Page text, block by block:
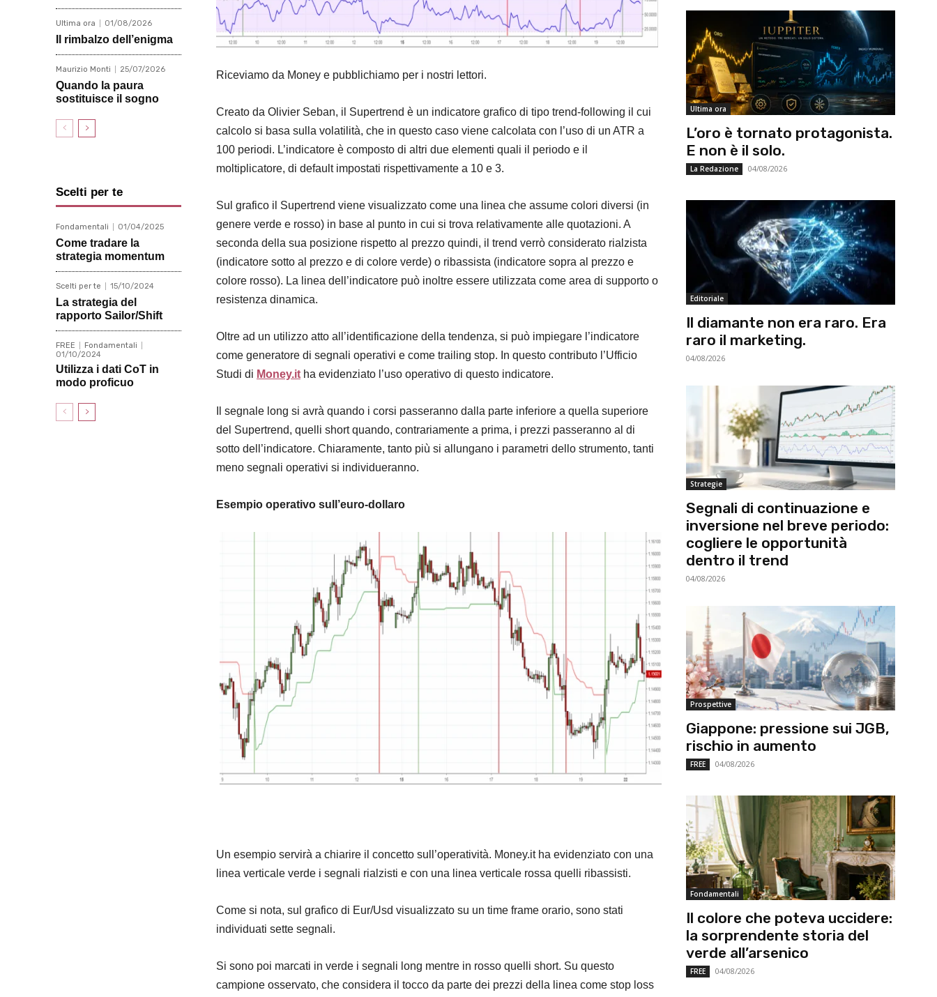
Ultima ora 01/08/2026
Il rimbalzo dell’enigma
Maurizio Monti 25/07/2026
Quando la paura
sostituisce il sogno
Scelti per te
Fondamentali 01/04/2025
Come tradare la
strategia momentum
Scelti per te 15/10/2024
La strategia del
rapporto Sailor/Shift
FREE
Fondamentali
01/10/2024
Utilizza i dati CoT in
modo proficuo
Riceviamo da Money e pubblichiamo per i nostri lettori.
Creato da Olivier Seban, il Supertrend è un indicatore grafico di tipo trend-following il cui
calcolo si basa sulla volatilità, che in questo caso viene calcolata con l’uso di un ATR a
100 periodi. L’indicatore è composto di altri due elementi quali il periodo e il
moltiplicatore, di default impostati rispettivamente a 10 e 3.
Sul grafico il Supertrend viene visualizzato come una linea che assume colori diversi (in
genere verde e rosso) in base al punto in cui si trova relativamente alle quotazioni. A
seconda della sua posizione rispetto al prezzo quindi, il trend verrò considerato rialzista
(indicatore sotto al prezzo e di colore verde) o ribassista (indicatore sopra al prezzo e
colore rosso). La linea dell’indicatore può inoltre essere utilizzata come area di supporto o
resistenza dinamica.
Oltre ad un utilizzo atto all’identificazione della tendenza, si può impiegare l’indicatore
come generatore di segnali operativi e come trailing stop. In questo contributo l’Ufficio
Studi di Money.it ha evidenziato l’uso operativo di questo indicatore.
Il segnale long si avrà quando i corsi passeranno dalla parte inferiore a quella superiore
del Supertrend, quelli short quando, contrariamente a prima, i prezzi passeranno al di
sotto dell’indicatore. Chiaramente, tanto più si allungano i parametri dello strumento, tanti
meno segnali operativi si individueranno.
Esempio operativo sull’euro-dollaro
Un esempio servirà a chiarire il concetto sull’operatività. Money.it ha evidenziato con una
linea verticale verde i segnali rialzisti e con una linea verticale rossa quelli ribassisti.
Come si nota, sul grafico di Eur/Usd visualizzato su un time frame orario, sono stati
individuati sette segnali.
Si sono poi marcati in verde i segnali long mentre in rosso quelli short. Su questo
campione osservato, che considera il tocco da parte dei prezzi della linea come stop loss
Ultima ora
L’oro è tornato protagonista.
E non è il solo.
La Redazione 04/08/2026
Editoriale
Il diamante non era raro. Era
raro il marketing.
04/08/2026
Strategie
Segnali di continuazione e
inversione nel breve periodo:
cogliere le opportunità
dentro il trend
04/08/2026
Prospettive
Giappone: pressione sui JGB,
rischio in aumento
FREE 04/08/2026
Fondamentali
Il colore che poteva uccidere:
la sorprendente storia del
verde all’arsenico
FREE 04/08/2026